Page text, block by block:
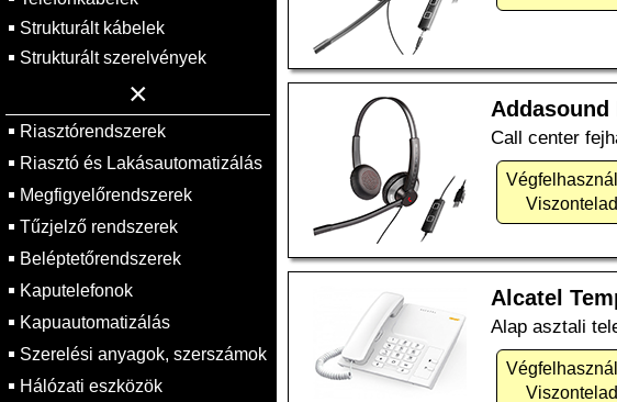
Strukturált kábelek
Strukturált szerelvények
×
Riasztórendszerek
Riasztó és Lakásautomatizálás
Megfigyelőrendszerek
Tűzjelző rendszerek
Beléptetőrendszerek
Kaputelefonok
Kapuautomatizálás
Szerelési anyagok, szerszámok
Hálózati eszközök
Addasound
Call center
Alcatel
Alap asztali